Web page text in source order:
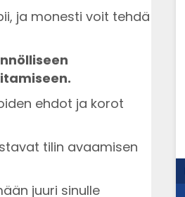
ja monesti voit tehdä
ehdot ja korot
tilin avaamisen
juuri sinulle